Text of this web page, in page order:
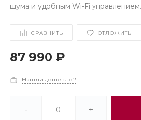
шума и удобным Wi-Fi управлением.
СРАВНИТЬ ОТЛОЖИТЬ
87 990 ₽
Нашли дешевле?
- +